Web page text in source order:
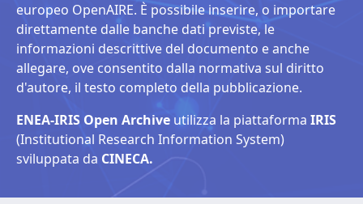
europeo OpenAIRE. È possibile inserire, o importare
direttamente dalle banche dati previste, le
informazioni descrittive del documento e anche
allegare, ove consentito dalla normativa sul diritto
d'autore, il testo completo della pubblicazione.
ENEA-IRIS Open Archive utilizza la piattaforma IRIS
(Institutional Research Information System)
sviluppata da CINECA.